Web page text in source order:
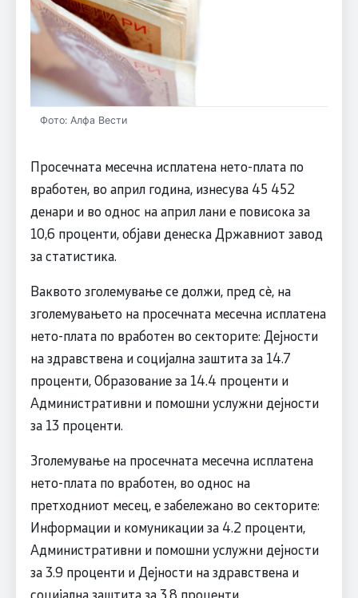
Фото: Алфа Вести
Просечната месечна исплатена нето-плата по
вработен, во април година, изнесува 45 452
денари и во однос на април лани е повисока за
10,6 проценти, објави денеска Државниот завод
за статистика.
Ваквото зголемување се должи, пред сѐ, на
зголемувањето на просечната месечна исплатена
нето-плата по вработен во секторите: Дејности
на здравствена и социјална заштита за 14.7
проценти, Образование за 14.4 проценти и
Административни и помошни услужни дејности
за 13 проценти.
Зголемување на просечната месечна исплатена
нето-плата по вработен, во однос на
претходниот месец, е забележано во секторите:
Информации и комуникации за 4.2 проценти,
Административни и помошни услужни дејности
за 3.9 проценти и Дејности на здравствена и
социјална заштита за 3.8 проценти.